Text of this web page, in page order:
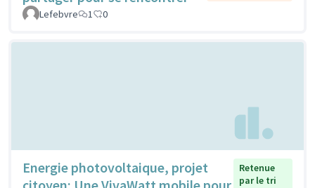
Lefebvre
1 0
Energie photovoltaique, projet
Retenue
par le tri